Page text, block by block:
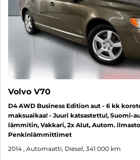
Volvo V70
D4 AWD Business Edition aut - 6 kk
maksuaikaa! - Juuri katsastettu!, Suomi-
lämmitin, Vakkari, 2x Alut, Autom.
Penkinlämmittimet
2014 , Automaatti, Diesel, 341 000 km